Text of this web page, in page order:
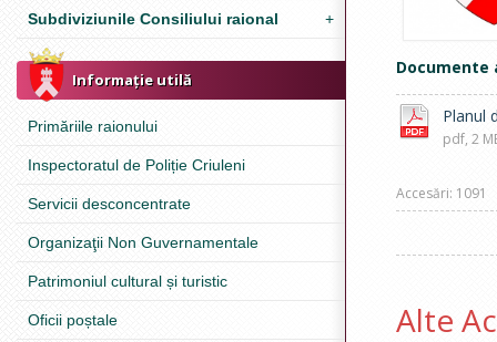
Subdiviziunile Consiliului raional +
Informație utilă
Primăriile raionului
Inspectoratul de Poliție Criuleni
Servicii desconcentrate
Organizaţii Non Guvernamentale
Patrimoniul cultural și turistic
Oficii poștale
Documente
Planul
pdf, 2
Accesări: 1091
Alte